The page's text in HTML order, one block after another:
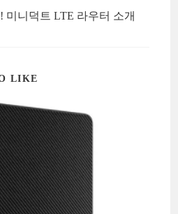
미니덕트 LTE 라우터 소개
LIKE